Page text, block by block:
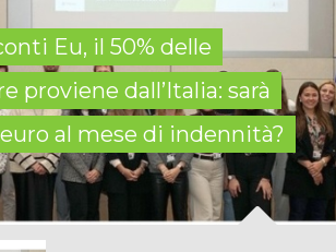
Eu, il 50% delle
proviene dall’Italia: sarà
al mese di indennità?